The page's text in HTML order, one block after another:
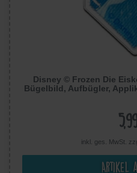
Disney © Frozen Die
Bügelbild, Aufbügler,
inkl. ges. MwSt.
Artikel